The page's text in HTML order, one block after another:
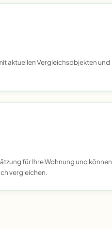
aktuellen Vergleichsobjekten und
für Ihre Wohnung und können
vergleichen.